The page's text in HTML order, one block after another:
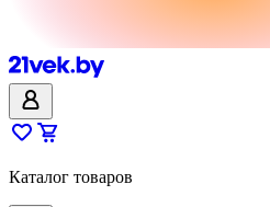
Каталог товаров